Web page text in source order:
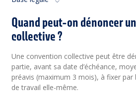
Quand peut-on dénoncer
collective ?
Une convention collective peut être
partie, avant sa date d’échéance,
préavis (maximum 3 mois), à fixer
de travail elle-même.